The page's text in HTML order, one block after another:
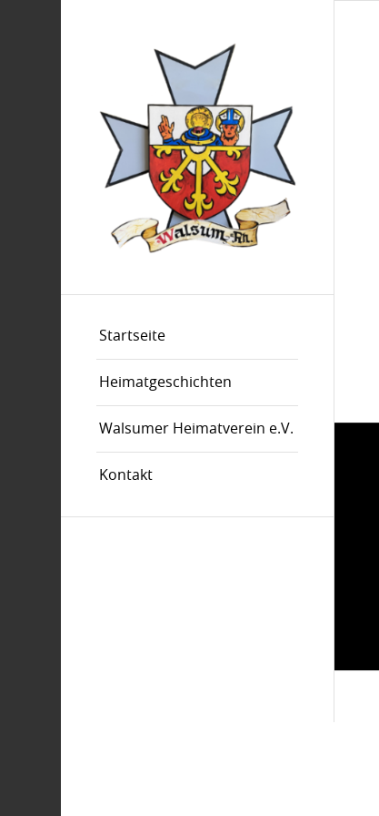
Startseite
Heimatgeschichten
Walsumer Heimatverein e.V.
Kontakt